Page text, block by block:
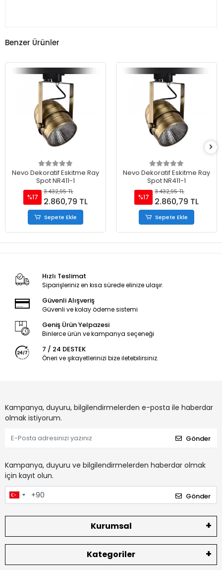
Benzer Ürünler
Nevo Dekoratif Eskitme Ray
Spot NR411-1
%17
3.432,95 TL
2.860,79 TL
Sepete Ekle
Nevo Dekoratif Eskitme Ray
Spot NR411-1
%17
3.432,95 TL
2.860,79 TL
Sepete Ekle
Hızlı Teslimat
Siparişleriniz en kısa sürede elinize ulaşır.
Güvenli Alışveriş
Güvenli ve kolay ödeme sistemi
Geniş Ürün Yelpazesi
Binlerce ürün ve kampanya seçeneği
7 / 24 DESTEK
Öneri ve şikayetlerinizi bize iletebilirsiniz.
Kampanya, duyuru, bilgilendirmelerden e-posta ile haberdar
olmak istiyorum.
Gönder
Kampanya, duyuru ve bilgilendirmelerden haberdar olmak
için kayıt olun.
Gönder
Kurumsal
Kategoriler